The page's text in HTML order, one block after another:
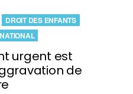
urgent est
de
DROIT DES ENFANTS